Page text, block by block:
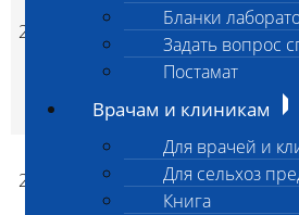
Бланки
Задать вопрос
Постамат
Врачам и клиникам
Для врачей и
Для сельхоз
Книга
225
донорской
эритроцитарной
массы для
переливания
4
226
Группа крови кошек
(ИХ)
3